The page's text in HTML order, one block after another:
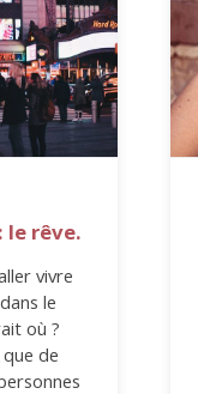
le rêve.
vivre
le
où ?
de